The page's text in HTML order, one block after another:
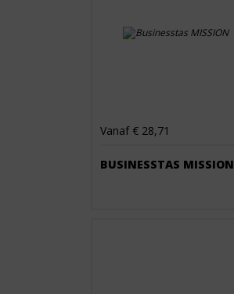
Vanaf € 28,71
BUSINESSTAS MISSION